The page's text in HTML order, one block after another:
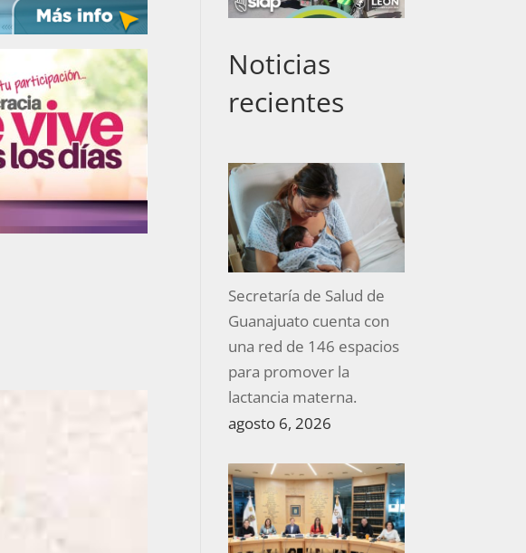
Noticias
recientes
Secretaría de Salud de
Guanajuato cuenta con
una red de 146 espacios
para promover la
lactancia materna.
agosto 6, 2026